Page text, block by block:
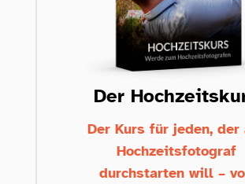
Der
Der Kurs für jeden, der
Hochzeitsfotograf
durchstarten will –